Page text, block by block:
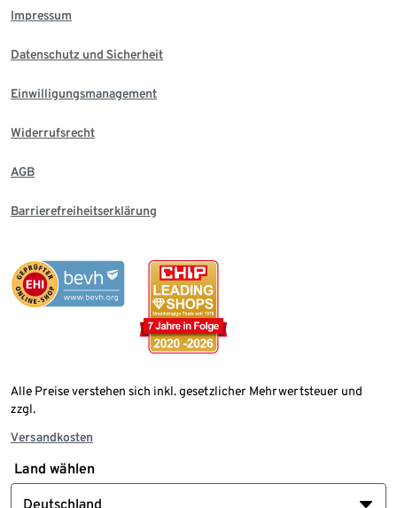
Impressum
Datenschutz und Sicherheit
Einwilligungsmanagement
Widerrufsrecht
AGB
Barrierefreiheitserklärung
Alle Preise verstehen sich inkl. gesetzlicher Mehrwertsteuer und
zzgl.
Versandkosten
Land wählen
Deutschland